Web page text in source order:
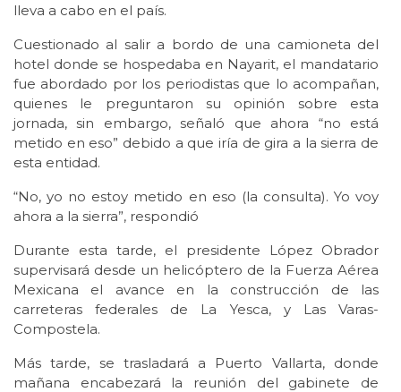
lleva a cabo en el país.
Cuestionado al salir a bordo de una camioneta del
hotel donde se hospedaba en Nayarit, el mandatario
fue abordado por los periodistas que lo acompañan,
quienes le preguntaron su opinión sobre esta
jornada, sin embargo, señaló que ahora “no está
metido en eso” debido a que iría de gira a la sierra de
esta entidad.
“No, yo no estoy metido en eso (la consulta). Yo voy
ahora a la sierra”, respondió
Durante esta tarde, el presidente López Obrador
supervisará desde un helicóptero de la Fuerza Aérea
Mexicana el avance en la construcción de las
carreteras federales de La Yesca, y Las Varas-
Compostela.
Más tarde, se trasladará a Puerto Vallarta, donde
mañana encabezará la reunión del gabinete de